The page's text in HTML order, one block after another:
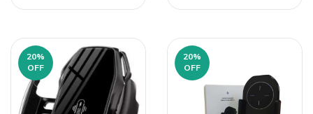
20%
OFF
20%
OFF